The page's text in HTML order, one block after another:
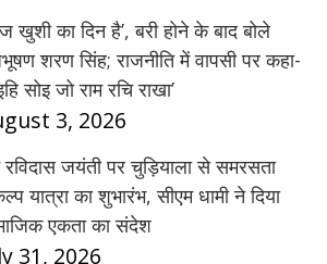
खुशी का दिन है’, बरी होने के बाद बोले
शरण सिंह; राजनीति में वापसी पर कहा-
सोइ जो राम रचि राखा’
3, 2026
जयंती पर चुड़ियाला से समरसता
यात्रा का शुभारंभ, सीएम धामी ने दिया
एकता का संदेश
31, 2026